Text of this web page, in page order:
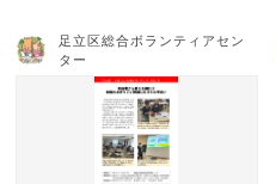
足立区総合ボランティアセン
ター